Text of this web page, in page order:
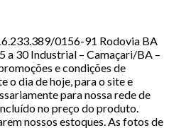
0156-91 Rodovia BA
a 30 Industrial – Camaçari/BA –
e condições de
o dia de hoje, para o site e
para nossa rede de
no preço do produto.
nossos estoques. As fotos de